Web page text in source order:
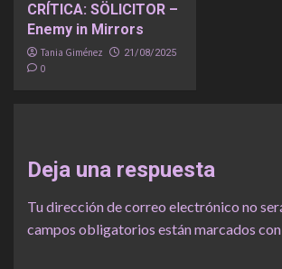
CRÍTICA: SÖLICITOR –
Enemy in Mirrors
Tania Giménez 21/08/2025
0
Deja una respuesta
Tu dirección de correo electrónico no
campos obligatorios están marcados con